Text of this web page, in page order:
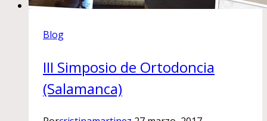
Blog
III Simposio de Ortodoncia
(Salamanca)